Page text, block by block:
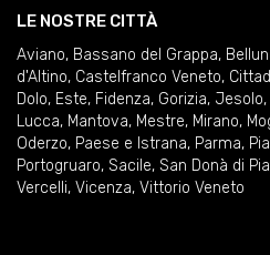
LE NOSTRE CITTÀ
Aviano, Bassano del Grappa,
d'Altino, Castelfranco Veneto,
Dolo, Este, Fidenza, Gorizia, Jesolo,
Lucca, Mantova, Mestre, Mirano,
Oderzo, Paese e Istrana, Parma,
Portogruaro, Sacile, San Donà di
Vercelli, Vicenza, Vittorio Veneto